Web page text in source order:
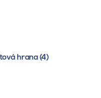
hrana (4)